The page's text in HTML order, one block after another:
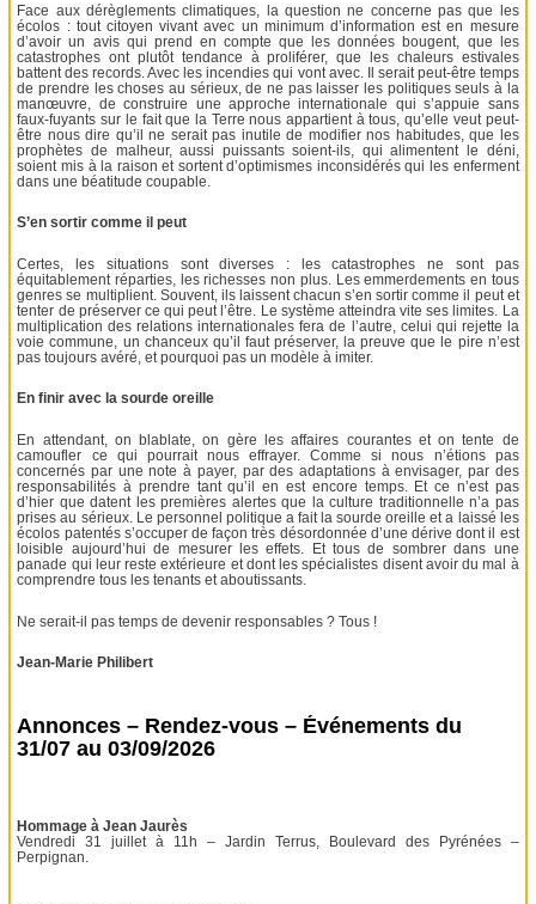
Face aux dérèglements climatiques, la question ne concerne pas que les
écolos : tout citoyen vivant avec un minimum d’information est en mesure
d’avoir un avis qui prend en compte que les données bougent, que les
catastrophes ont plutôt tendance à proliférer, que les chaleurs estivales
battent des records. Avec les incendies qui vont avec. Il serait peut-être temps
de prendre les choses au sérieux, de ne pas laisser les politiques seuls à la
manœuvre, de construire une approche internationale qui s’appuie sans
faux-fuyants sur le fait que la Terre nous appartient à tous, qu’elle veut peut-
être nous dire qu’il ne serait pas inutile de modifier nos habitudes, que les
prophètes de malheur, aussi puissants soient-ils, qui alimentent le déni,
soient mis à la raison et sortent d’optimismes inconsidérés qui les enferment
dans une béatitude coupable.
S’en sortir comme il peut
Certes, les situations sont diverses : les catastrophes ne sont pas
équitablement réparties, les richesses non plus. Les emmerdements en tous
genres se multiplient. Souvent, ils laissent chacun s’en sortir comme il peut et
tenter de préserver ce qui peut l’être. Le système atteindra vite ses limites. La
multiplication des relations internationales fera de l’autre, celui qui rejette la
voie commune, un chanceux qu’il faut préserver, la preuve que le pire n’est
pas toujours avéré, et pourquoi pas un modèle à imiter.
En finir avec la sourde oreille
En attendant, on blablate, on gère les affaires courantes et on tente de
camoufler ce qui pourrait nous effrayer. Comme si nous n’étions pas
concernés par une note à payer, par des adaptations à envisager, par des
responsabilités à prendre tant qu’il en est encore temps. Et ce n’est pas
d’hier que datent les premières alertes que la culture traditionnelle n’a pas
prises au sérieux. Le personnel politique a fait la sourde oreille et a laissé les
écolos patentés s’occuper de façon très désordonnée d’une dérive dont il est
loisible aujourd’hui de mesurer les effets. Et tous de sombrer dans une
panade qui leur reste extérieure et dont les spécialistes disent avoir du mal à
comprendre tous les tenants et aboutissants.
Ne serait-il pas temps de devenir responsables ? Tous !
Jean-Marie Philibert
Annonces – Rendez-vous – Événements du
31/07 au 03/09/2026
Hommage à Jean Jaurès
Vendredi 31 juillet à 11h – Jardin Terrus, Boulevard des Pyrénées –
Perpignan.